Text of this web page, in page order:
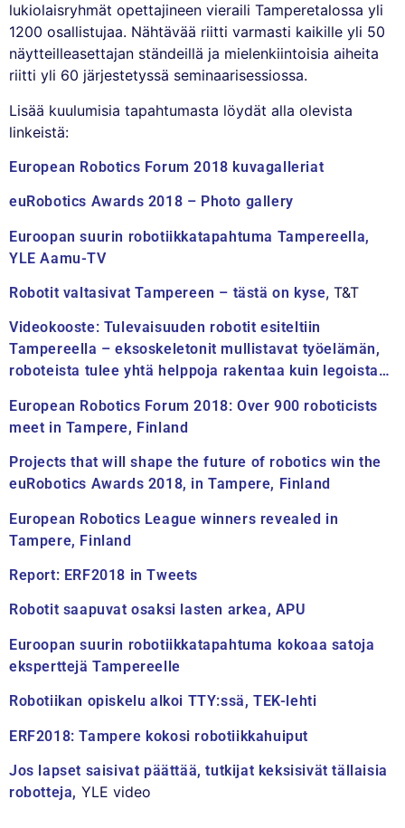
lukiolaisryhmät opettajineen vieraili Tamperetalossa yli
1200 osallistujaa. Nähtävää riitti varmasti kaikille yli 50
näytteilleasettajan ständeillä ja mielenkiintoisia aiheita
riitti yli 60 järjestetyssä seminaarisessiossa.
Lisää kuulumisia tapahtumasta löydät alla olevista
linkeistä:
European Robotics Forum 2018 kuvagalleriat
euRobotics Awards 2018 – Photo gallery
Euroopan suurin robotiikkatapahtuma Tampereella,
YLE Aamu-TV
Robotit valtasivat Tampereen – tästä on kyse, T&T
Videokooste: Tulevaisuuden robotit esiteltiin
Tampereella – eksoskeletonit mullistavat työelämän,
roboteista tulee yhtä helppoja rakentaa kuin legoista…
European Robotics Forum 2018: Over 900 roboticists
meet in Tampere, Finland
Projects that will shape the future of robotics win the
euRobotics Awards 2018, in Tampere, Finland
European Robotics League winners revealed in
Tampere, Finland
Report: ERF2018 in Tweets
Robotit saapuvat osaksi lasten arkea, APU
Euroopan suurin ro­bo­tiik­ka­ta­pah­tu­ma kokoaa satoja
eksperttejä Tampereelle
Robotiikan opiskelu alkoi TTY:ssä, TEK-lehti
ERF2018: Tampere kokosi robotiikkahuiput
Jos lapset saisivat päättää, tutkijat keksisivät tällaisia
robotteja, YLE video